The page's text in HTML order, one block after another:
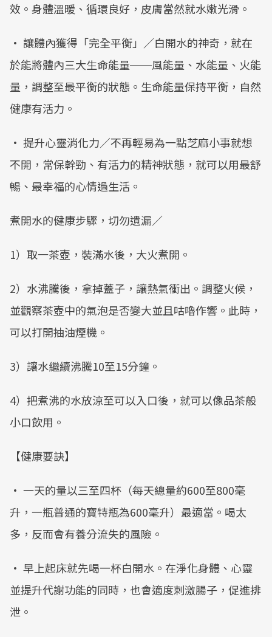
效。身體溫暖、循環良好，皮膚當然就水嫩光滑。
• 讓體內獲得「完全平衡」／白開水的神奇，就在
於能將體內三大生命能量──風能量、水能量、火能
量，調整至最平衡的狀態。生命能量保持平衡，自然
健康有活力。
• 提升心靈消化力／不再輕易為一點芝麻小事就想
不開，常保幹勁、有活力的精神狀態，就可以用最舒
暢、最幸福的心情過生活。
煮開水的健康步驟，切勿遺漏／
1）取一茶壺，裝滿水後，大火煮開。
2）水沸騰後，拿掉蓋子，讓熱氣衝出。調整火候，
並觀察茶壺中的氣泡是否變大並且咕嚕作響。此時，
可以打開抽油煙機。
3）讓水繼續沸騰10至15分鐘。
4）把煮沸的水放涼至可以入口後，就可以像品茶般
小口飲用。
【健康要訣】
• 一天的量以三至四杯（每天總量約600至800毫
升，一瓶普通的寶特瓶為600毫升）最適當。喝太
多，反而會有養分流失的風險。
• 早上起床就先喝一杯白開水。在淨化身體、心靈
並提升代謝功能的同時，也會適度刺激腸子，促進排
泄。